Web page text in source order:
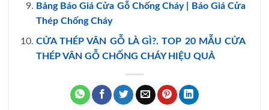
Bảng Báo Giá Cửa Gỗ Chống Cháy | Báo Giá Cửa
Thép Chống Cháy
CỬA THÉP VÂN GỖ LÀ GÌ?. TOP 20 MẪU CỬA
THÉP VÂN GỖ CHỐNG CHÁY HIỆU QUẢ